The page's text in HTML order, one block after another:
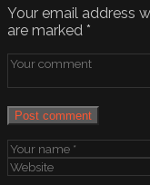
Your email address
are marked *
Post comment